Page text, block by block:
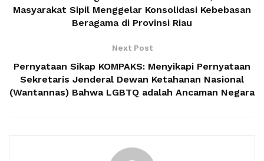
Masyarakat Sipil Menggelar Konsolidasi Kebebasan
Beragama di Provinsi Riau
Next Post
Pernyataan Sikap KOMPAKS: Menyikapi Pernyataan
Sekretaris Jenderal Dewan Ketahanan Nasional
(Wantannas) Bahwa LGBTQ adalah Ancaman Negara